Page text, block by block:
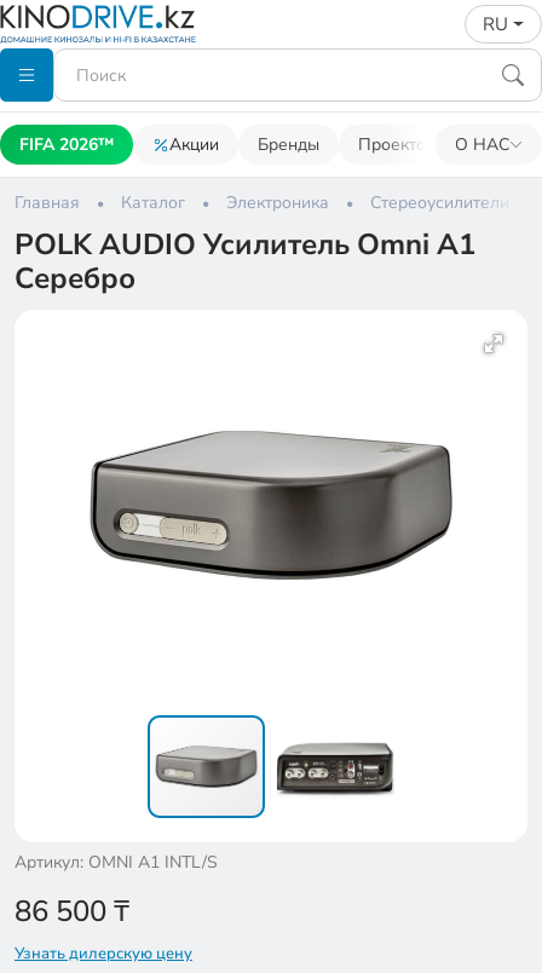
RU
FIFA 2026™ Акции Бренды Проекторы О НАС
Главная Каталог Электроника Стереоусилители
POLK AUDIO Усилитель Omni A1
Серебро
Артикул: OMNI A1 INTL/S
86 500₸
Узнать дилерскую цену